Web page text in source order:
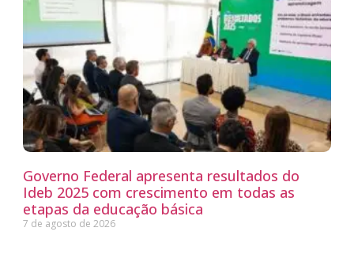
Governo Federal apresenta resultados do
Ideb 2025 com crescimento em todas as
etapas da educação básica
7 de agosto de 2026